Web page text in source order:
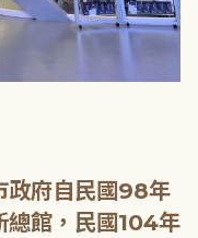
政府自民國98年
總館，民國104年